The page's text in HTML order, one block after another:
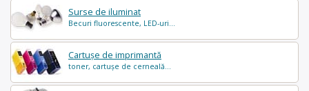
Surse de iluminat
Becuri fluorescente, LED-uri...
Cartușe de imprimantă
toner, cartușe de cerneală...